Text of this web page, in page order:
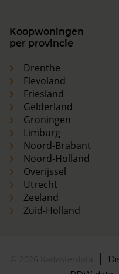
Koopwoningen
per provincie
Drenthe
Flevoland
Friesland
Gelderland
Groningen
Limburg
Noord-Brabant
Noord-Holland
Overijssel
Utrecht
Zeeland
Zuid-Holland